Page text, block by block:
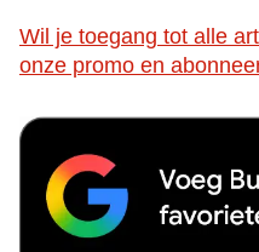
Wil je toegang tot alle
onze promo en